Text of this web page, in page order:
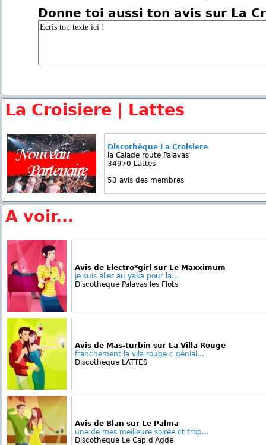
Donne toi aussi ton avis sur La
La Croisiere | Lattes
Discothèque La Croisiere
la Calade route Palavas
34970 Lattes
53 avis des membres
A voir...
Avis de Electro*girl sur Le Maxximum
je suis aller au yaka pour la...
Discotheque Palavas les Flots
Avis de Mas-turbin sur La Villa Rouge
franchement la vila rouge c génial...
Discotheque LATTES
Avis de Blan sur Le Palma
une de mes meilleure soirée ct trop...
Discotheque Le Cap d'Agde